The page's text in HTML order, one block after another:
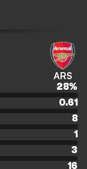
ARS
28%
0.61
8
1
3
16